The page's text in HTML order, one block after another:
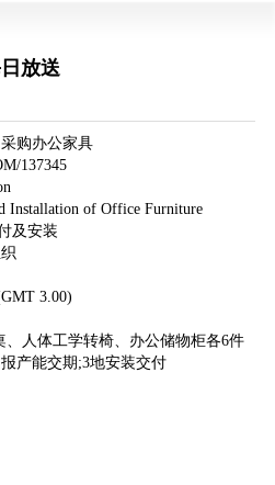
放送
购办公家具
137345
Installation of Office Furniture
及安装
3.00)
人体工学转椅、办公储物柜各6件
产能交期;3地安装交付